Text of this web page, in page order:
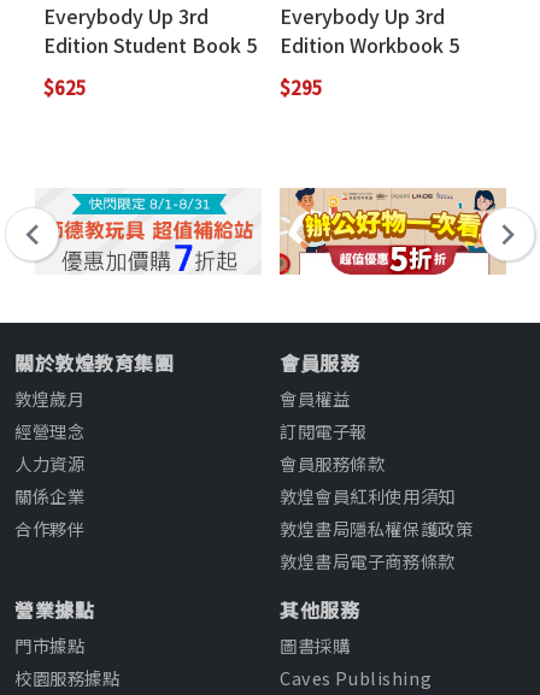
Everybody Up 3rd
Edition Student Book 5
(with QR Code and
Online Practice)
$625
Everybody Up 3rd
Edition Workbook 5
$295
關於敦煌教育集團
敦煌歲月
經營理念
人力資源
關係企業
合作夥伴
會員服務
會員權益
訂閱電子報
會員服務條款
敦煌會員紅利使用須知
敦煌書局隱私權保護政策
敦煌書局電子商務條款
營業據點
門市據點
校園服務據點
其他服務
圖書採購
Caves Publishing